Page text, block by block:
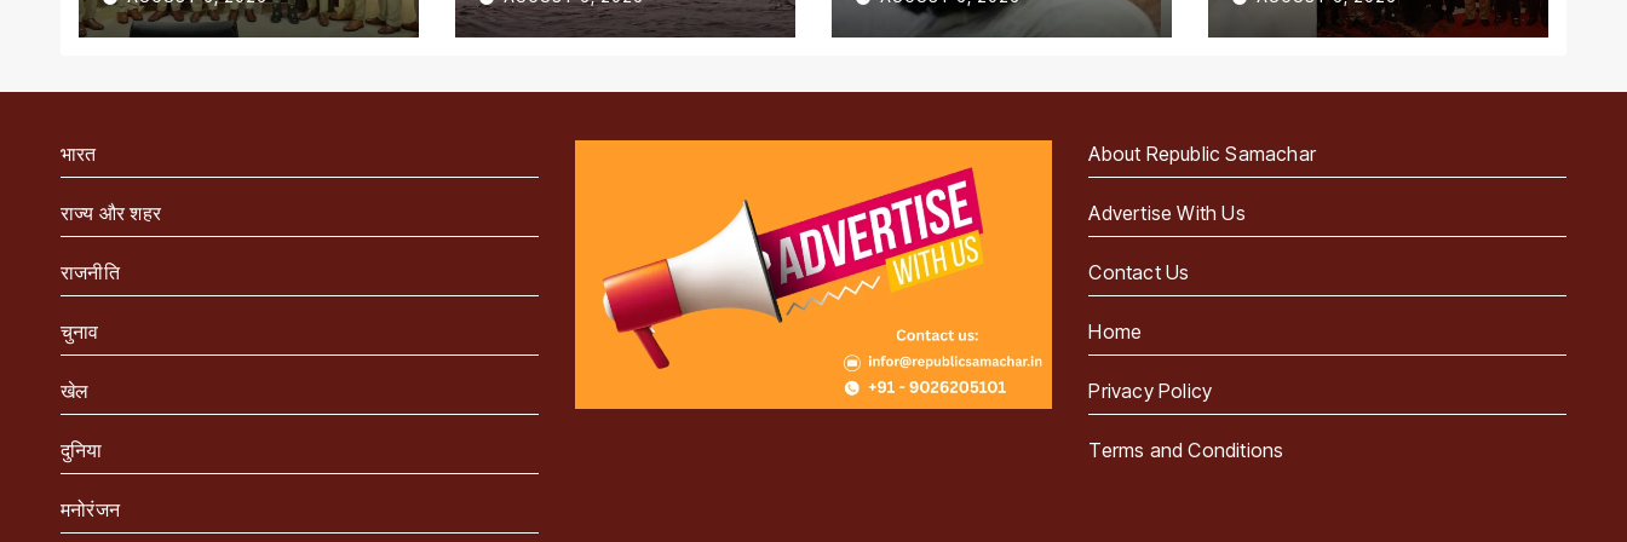
सम्मानित
भारत
राज्य और शहर
राजनीति
चुनाव
खेल
दुनिया
मनोरंजन
About Republic Samachar
Advertise With Us
Contact Us
Home
Privacy Policy
Terms and Conditions